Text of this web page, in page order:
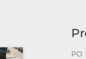
PO